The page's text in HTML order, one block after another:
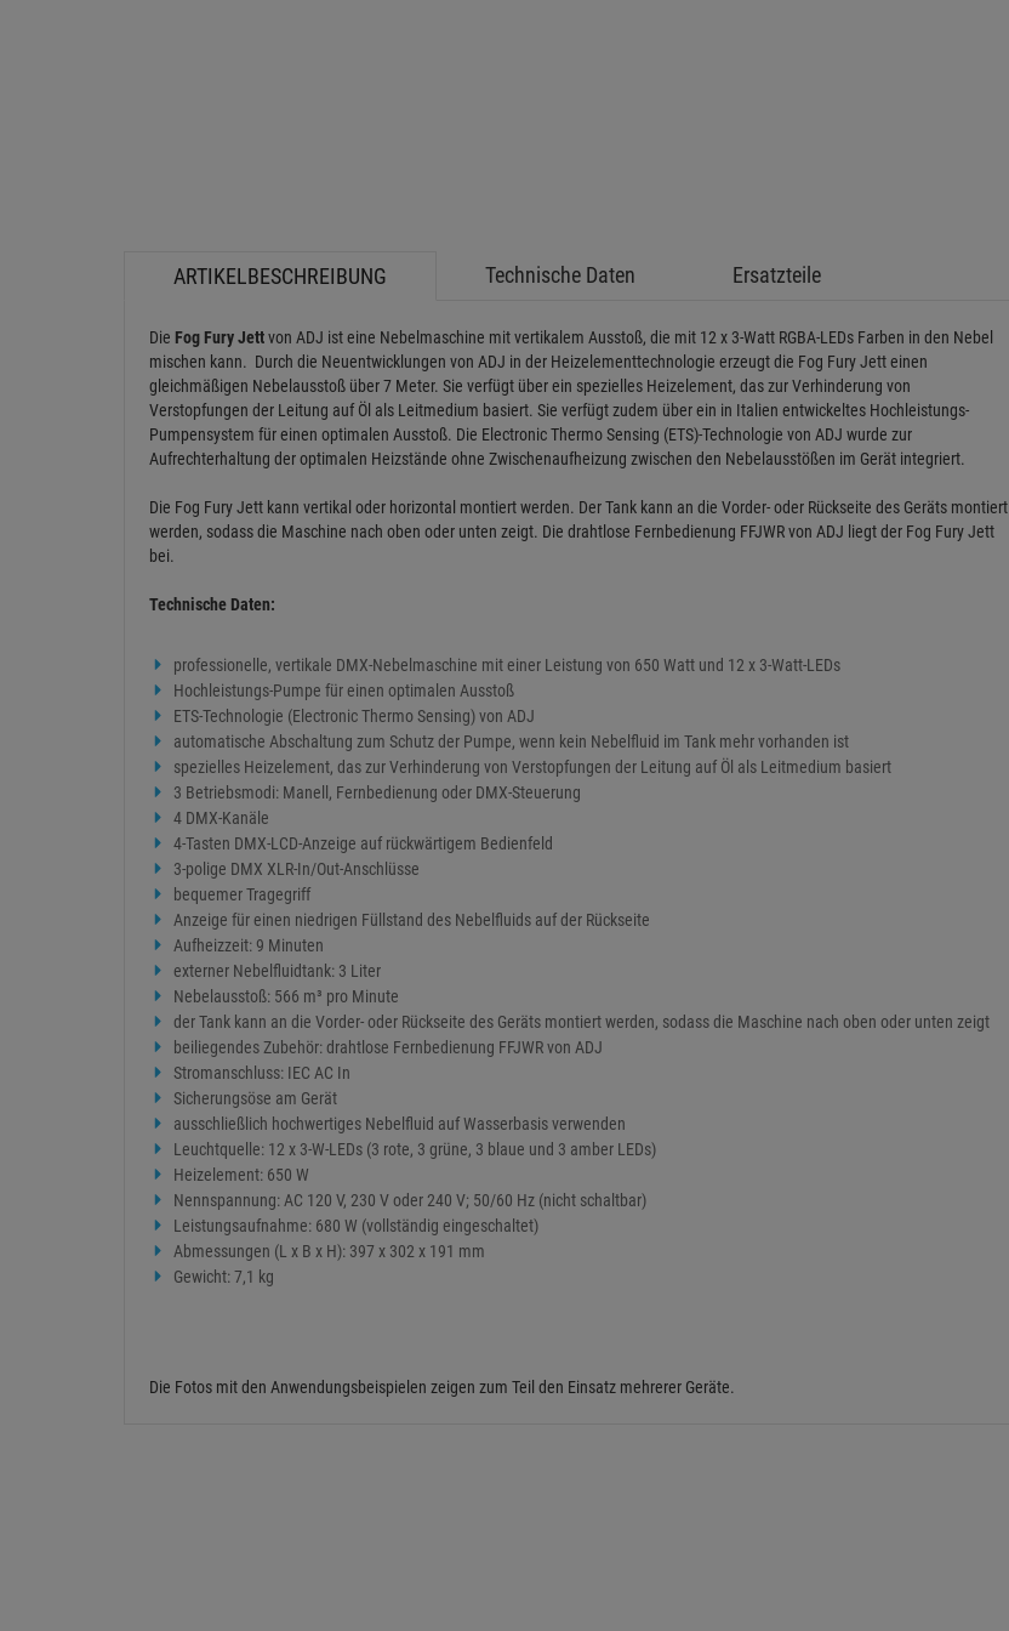
ARTIKELBESCHREIBUNG Technische Daten Ersatzteile
Die Fog Fury Jettvon ADJ ist eine Nebelmaschine mit vertikalem Ausstoß, die mit 12 x 3-Watt RGBA-LEDs Farben in den Nebel
mischen kann. Durch die Neuentwicklungen von ADJ in der Heizelementtechnologie erzeugt die Fog Fury Jett einen
gleichmäßigen Nebelausstoß über 7 Meter. Sie verfügt über ein spezielles Heizelement, das zur Verhinderung von
Verstopfungen der Leitung auf Öl als Leitmedium basiert. Sie verfügt zudem über ein in Italien entwickeltes Hochleistungs-
Pumpensystem für einen optimalen Ausstoß. Die Electronic Thermo Sensing (ETS)-Technologie von ADJ wurde zur
Aufrechterhaltung der optimalen Heizstände ohne Zwischenaufheizung zwischen den Nebelausstößen im Gerät integriert.
Die Fog Fury Jett kann vertikal oder horizontal montiert werden. Der Tank kann an die Vorder- oder Rückseite des Geräts montiert
werden, sodass die Maschine nach oben oder unten zeigt. Die drahtlose Fernbedienung FFJWR von ADJ liegt der Fog Fury Jett
bei.
Technische Daten:
professionelle, vertikale DMX-Nebelmaschine mit einer Leistung von 650 Watt und 12 x 3-Watt-LEDs
Hochleistungs-Pumpe für einen optimalen Ausstoß
ETS-Technologie (Electronic Thermo Sensing) von ADJ
automatische Abschaltung zum Schutz der Pumpe, wenn kein Nebelfluid im Tank mehr vorhanden ist
spezielles Heizelement, das zur Verhinderung von Verstopfungen der Leitung auf Öl als Leitmedium basiert
3 Betriebsmodi: Manell, Fernbedienung oder DMX-Steuerung
4 DMX-Kanäle
4-Tasten DMX-LCD-Anzeige auf rückwärtigem Bedienfeld
3-polige DMX XLR-In/Out-Anschlüsse
bequemer Tragegriff
Anzeige für einen niedrigen Füllstand des Nebelfluids auf der Rückseite
Aufheizzeit: 9 Minuten
externer Nebelfluidtank: 3 Liter
Nebelausstoß: 566 m³ pro Minute
der Tank kann an die Vorder- oder Rückseite des Geräts montiert werden, sodass die Maschine nach oben oder unten zeigt
beiliegendes Zubehör: drahtlose Fernbedienung FFJWR von ADJ
Stromanschluss: IEC AC In
Sicherungsöse am Gerät
ausschließlich hochwertiges Nebelfluid auf Wasserbasis verwenden
Leuchtquelle: 12 x 3-W-LEDs (3 rote, 3 grüne, 3 blaue und 3 amber LEDs)
Heizelement: 650 W
Nennspannung: AC 120 V, 230 V oder 240 V; 50/60 Hz (nicht schaltbar)
Leistungsaufnahme: 680 W (vollständig eingeschaltet)
Abmessungen (L x B x H): 397 x 302 x 191 mm
Gewicht: 7,1 kg
Die Fotos mit den Anwendungsbeispielen zeigen zum Teil den Einsatz mehrerer Geräte.